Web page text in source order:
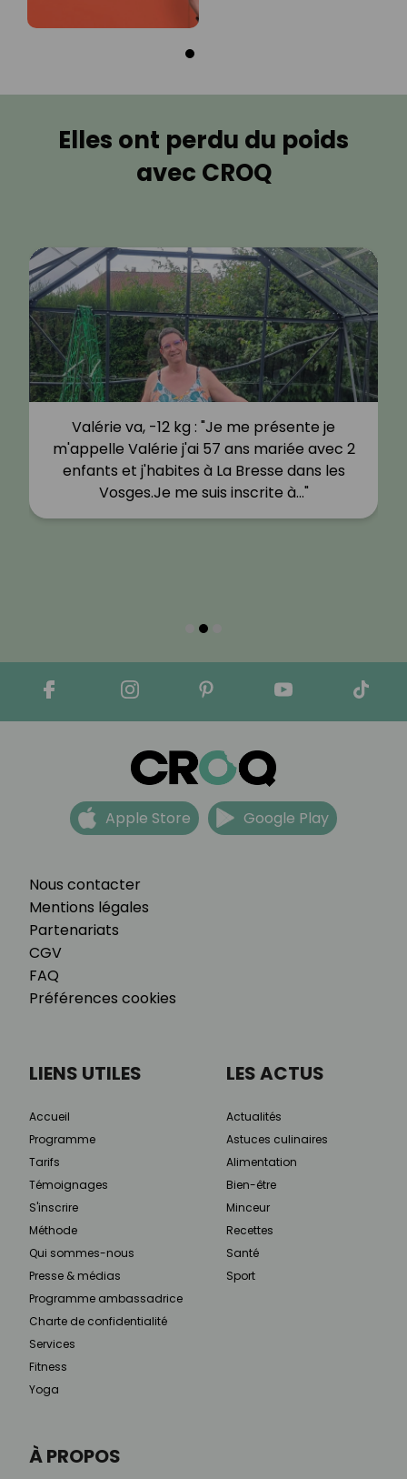
Elles ont perdu du poids
avec CROQ
Valérie va, -12 kg : "Je me présente je
m'appelle Valérie j'ai 57 ans mariée avec 2
enfants et j'habites à La Bresse dans les
Vosges.Je me suis inscrite à…"
Nous contacter
Mentions légales
Partenariats
CGV
FAQ
Préférences cookies
Apple Store Google Play
À PROPOS
LIENS UTILES
Accueil
Programme
Tarifs
Témoignages
S'inscrire
Méthode
Qui sommes-nous
Presse & médias
Programme ambassadrice
Charte de confidentialité
Services
Fitness
Yoga
LES ACTUS
Actualités
Astuces culinaires
Alimentation
Bien-être
Minceur
Recettes
Santé
Sport